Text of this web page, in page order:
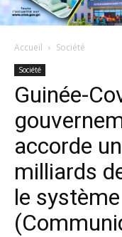
Accueil Société
Société
Guinée-
accorde
milliards
le